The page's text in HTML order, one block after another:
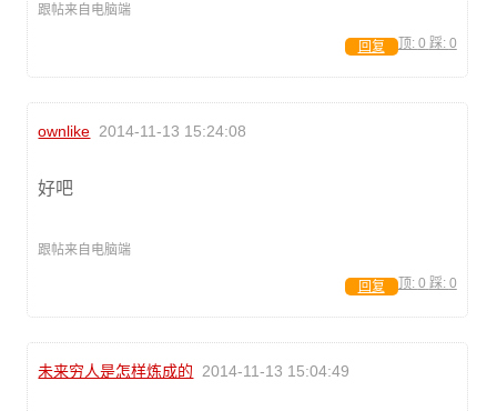
跟帖来自电脑端
顶: 0 踩: 0
回复
ownlike 2014-11-13 15:24:08
好吧
跟帖来自电脑端
顶: 0 踩: 0
回复
未来穷人是怎样炼成的 2014-11-13 15:04:49